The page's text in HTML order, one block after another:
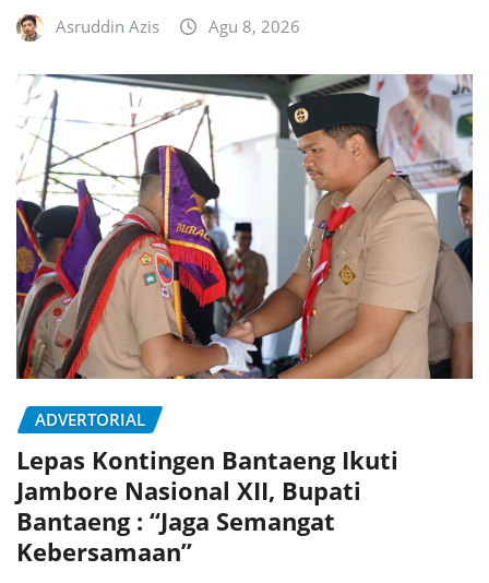
Asruddin Azis Agu 8, 2026
ADVERTORIAL
Lepas Kontingen Bantaeng Ikuti
Jambore Nasional XII, Bupati
Bantaeng : “Jaga Semangat
Kebersamaan”